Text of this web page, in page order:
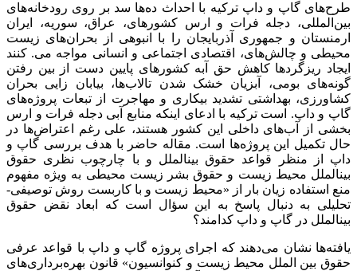
بزرگ
طرح‌های گاپ و داپ ترکیه با احداث ده‌ها سد بر روی رودخانه‌های
بین‌المللی، دجله فرات و ارس کشور‌های، عراق، سوریه، ایران
ارمنستان و جمهوری آذربایجان را با انبوهی از بحران‌های زیست
محیطی و چالش‌های، اقتصادی اجتماعی و انسانی مواجه می‌. کنند
ایجاد ریزگرد‌ها کاهش حق آبه کشور‌های پایین دست از بین رفتن
گونه‌های بومی، آبزیان خشک شدن تالاب‌ها، بیابان زایی بحران
کشاورزی، بهداشتی تشدید بیکاری و مهاجرت از تبعات پروژه‌های
گاپ و داپ. است ترکیه با ادعای اینکه منابع آبی دجله فرات و ارس
بخشی از آب‌های داخلی این کشور هستند، علی رغم اعتراض‌ها در
حال تکمیل این پروژه‌ها است. مقاله حاضر با هدف بررسی گاپ و
داپ از منظر قواعد حقوق بینالملل و با چارچوب نظری حقوق
بینالملل محیط زیست و حقوق بشر زیست محیطی به ویژه مفهوم
منع استفاده زیان بار از «محیط زیست و با کاربست روش توصیفی-
تحلیلی به دنبال پاسخ به این سؤال است که ابعاد نقض حقوق
بینالملل در گاپ و داپ کدامند؟
یافته‌ها نشان می‌دهند که اجرای پروژه گاپ و داپ با قواعد عرفی
حقوق بین الملل محیط زیست و کنوانسیون» قانون بهره‌برداری‌های